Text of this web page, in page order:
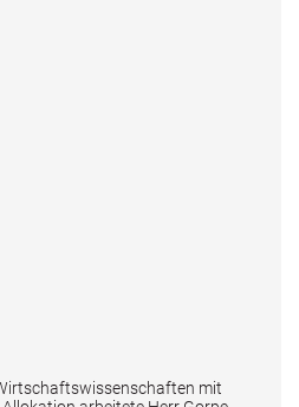
mit